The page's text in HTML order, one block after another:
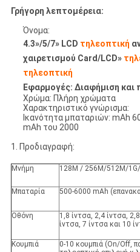
Γρήγορη λεπτομέρεια:
Όνομα:
4.3»/5/7» LCD τηλεοπτική
χαιρετισμού Card/LCD»
τηλεοπτική
Εφαρμογές: Διαφήμιση και
Χρώμα: Πλήρη χρώματα
Χαρακτηριστικό γνώρισμα:
Ικανότητα μπαταριών: mAh
mAh του 2000
1. Προδιαγραφή:
Μνήμη 128M / 256M/512M/
Μπαταρία 500-6000 mAh
Οθόνη
1,8 ίντσα, 2,4 ίντσα,
ίντσα, 7 ίντσα και 10
Κουμπιά
0-10 κουμπιά (On/Off,